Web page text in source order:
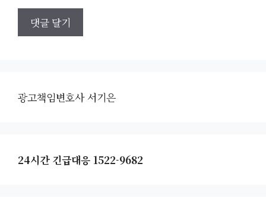
광고책임변호사 서기은
24시간 긴급대응 1522-9682